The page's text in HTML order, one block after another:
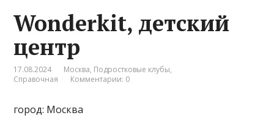
Wonderkit, детский
центр
17.08.2024 Москва, Подростковые клубы,
Справочная
Комментарии: 0
город: Москва